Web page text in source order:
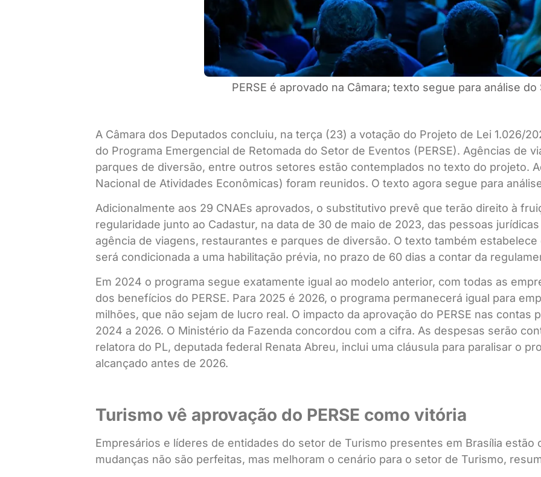
PERSE é aprovado na Câmara; texto segue para análise do
A Câmara dos Deputados concluiu, na terça (23) a votação do Projeto de Lei 1.026/
do Programa Emergencial de Retomada do Setor de Eventos (PERSE). Agências de
parques de diversão, entre outros setores estão contemplados no texto do projeto.
Nacional de Atividades Econômicas) foram reunidos. O texto agora segue para
Adicionalmente aos 29 CNAEs aprovados, o substitutivo prevê que terão direito à
regularidade junto ao Cadastur, na data de 30 de maio de 2023, das pessoas
agência de viagens, restaurantes e parques de diversão. O texto também
será condicionada a uma habilitação prévia, no prazo de 60 dias a contar da
Em 2024 o programa segue exatamente igual ao modelo anterior, com todas as
dos benefícios do PERSE. Para 2025 é 2026, o programa permanecerá igual para
milhões, que não sejam de lucro real. O impacto da aprovação do PERSE nas contas
2024 a 2026. O Ministério da Fazenda concordou com a cifra. As despesas serão
relatora do PL, deputada federal Renata Abreu, inclui uma cláusula para paralisar o
alcançado antes de 2026.
Turismo vê aprovação do PERSE como vitória
Empresários e líderes de entidades do setor de Turismo presentes em Brasília estão
mudanças não são perfeitas, mas melhoram o cenário para o setor de Turismo,